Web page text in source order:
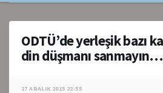
ODTÜ’de yerleşik bazı
din düşmanı sanmayın…
27 ARALIK 2015 22:55